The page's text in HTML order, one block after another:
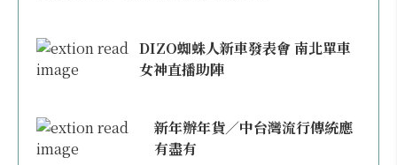
DIZO蜘蛛人新車發表會 南北單車
女神直播助陣
新年辦年貨／中台灣流行傳統應
有盡有